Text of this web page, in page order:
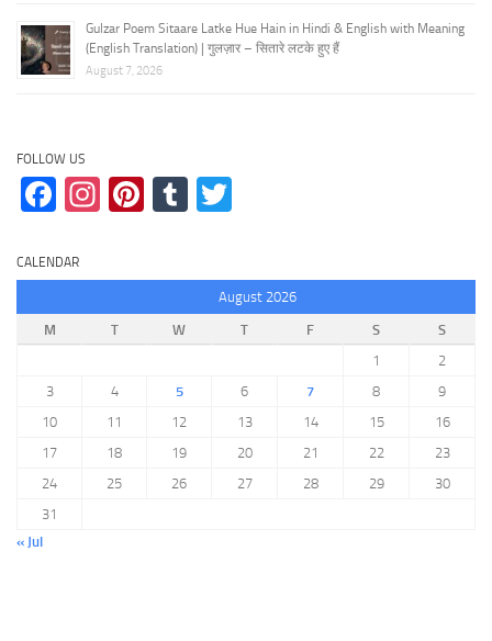
Gulzar Poem Sitaare Latke Hue Hain in Hindi & English with Meaning
(English Translation) | गुलज़ार – सितारे लटके हुए हैं
August 7, 2026
FOLLOW US
Facebook
Instagram
Pinterest
Tumblr
CALENDAR
August 2026
M
T W T F S
S
1
2
3
4 5 6 7 8
9
10
11 12 13 14 15
16
17
18 19 20 21 22
23
24
25 26 27 28 29
30
31
« Jul